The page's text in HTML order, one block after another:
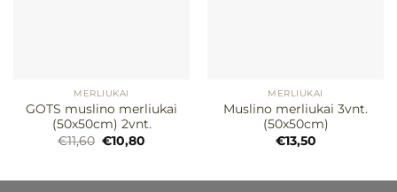
MERLIUKAI
GOTS muslino merliukai
(50x50cm) 2vnt.
€11,60 Original
price
€10,80
MERLIUKAI
Muslino merliukai 3vnt.
(50x50cm)
€13,50